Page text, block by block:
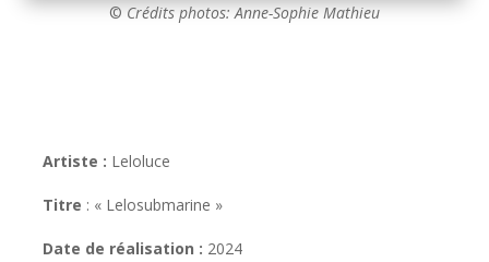
©Crédits photos: Anne-Sophie Mathieu
Artiste : Leloluce
Titre : « Lelosubmarine »
Date de réalisation : 2024